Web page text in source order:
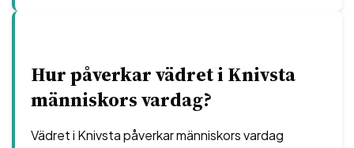
Hur påverkar vädret i Knivsta
människors vardag?
Vädret i Knivsta påverkar människors vardag